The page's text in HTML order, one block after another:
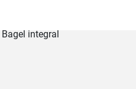
en los días más fríos.